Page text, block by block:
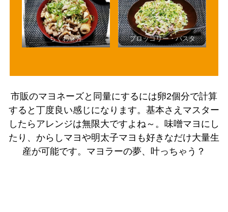
ちくわ豚丼 ブロッコリー・パスタ
市販のマヨネーズと同量にするには卵2個分で計算
すると丁度良い感じになります。基本さえマスター
したらアレンジは無限大ですよね～。味噌マヨにし
たり、からしマヨや明太子マヨも好きなだけ大量生
産が可能です。マヨラーの夢、叶っちゃう？